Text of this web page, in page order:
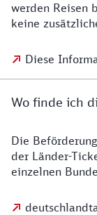
werden Reisen
keine
Diese
Wo finde ich
Die
der Länder-
einzelnen